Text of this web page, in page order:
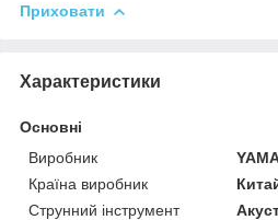
Приховати
Характеристики
Основні
Виробник
Країна виробник
Струнний інструмент